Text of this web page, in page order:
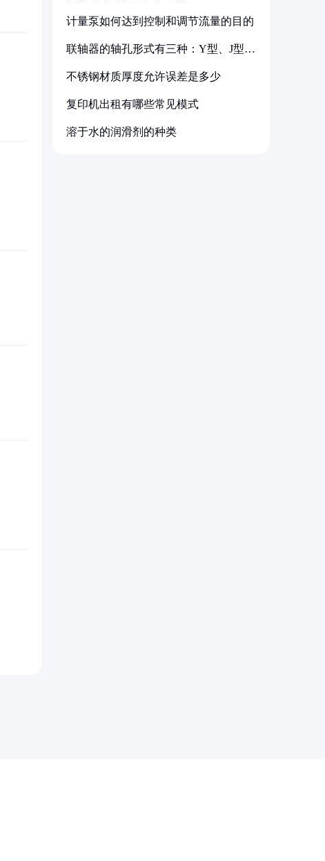
计量泵如何达到控制和调节流量的目的
联轴器的轴孔形式有三种：Y型、J型、
不锈钢材质厚度允许误差是多少
复印机出租有哪些常见模式
溶于水的润滑剂的种类